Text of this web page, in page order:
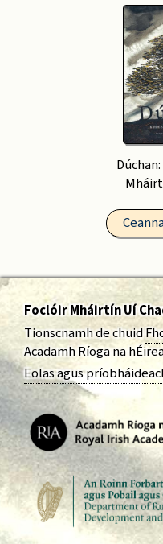
Foclóir Mháirtín Uí
Tionscnamh de chuid
Acadamh Ríoga na
Eolas agus